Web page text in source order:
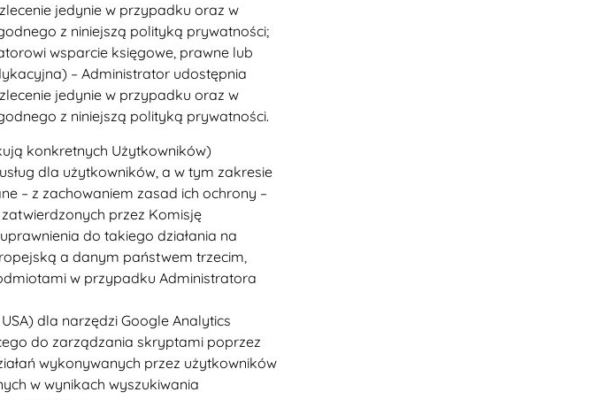
jedynie w przypadku oraz w
z niniejszą polityką prywatności;
wsparcie księgowe, prawne lub
– Administrator udostępnia
jedynie w przypadku oraz w
z niniejszą polityką prywatności.
konkretnych Użytkowników)
dla użytkowników, a w tym zakresie
– z zachowaniem zasad ich ochrony –
przez Komisję
do takiego działania na
a danym państwem trzecim,
w przypadku Administratora
dla narzędzi Google Analytics
do zarządzania skryptami poprzez
wykonywanych przez użytkowników
w wynikach wyszukiwania